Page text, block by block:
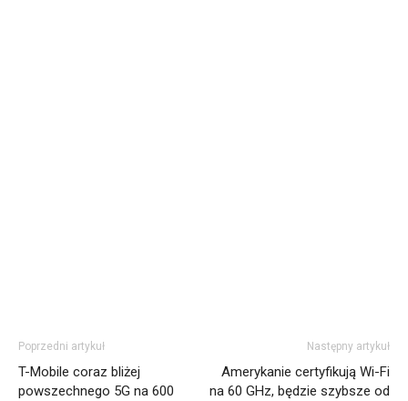
Poprzedni artykuł
T-Mobile coraz bliżej
powszechnego 5G na 600
Następny artykuł
Amerykanie certyfikują Wi-Fi
na 60 GHz, będzie szybsze od